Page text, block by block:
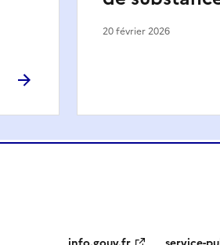
20 février 2026